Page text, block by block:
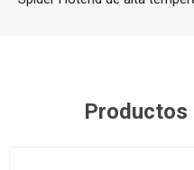
Productos